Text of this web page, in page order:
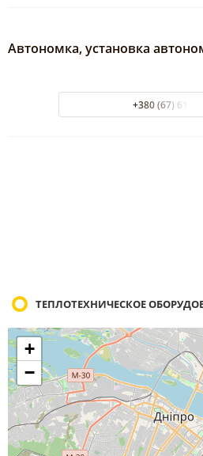
Автономка, установка
+380 (67) 611-
ТЕПЛОТЕХНИЧЕСКОЕ
+
−